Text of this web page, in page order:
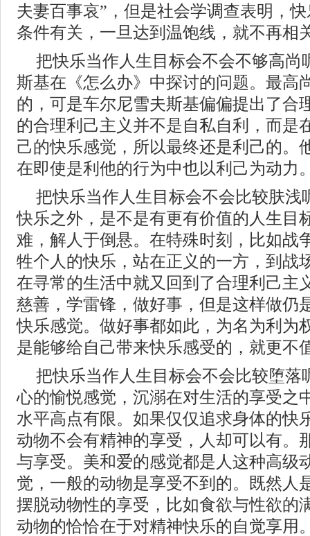
夫妻百事哀”，但是社会学调查表明，
条件有关，一旦达到温饱线，就不再相
把快乐当作人生目标会不会不够高尚
斯基在《怎么办》中探讨的问题。最高
的，可是车尔尼雪夫斯基偏偏提出了合
的合理利己主义并不是自私自利，而是
己的快乐感觉，所以最终还是利己的。
在即使是利他的行为中也以利己为动力
把快乐当作人生目标会不会比较肤浅
快乐之外，是不是有更有价值的人生目
难，解人于倒悬。在特殊时刻，比如战
牲个人的快乐，站在正义的一方，到战
在寻常的生活中就又回到了合理利己主
慈善，学雷锋，做好事，但是这样做仍
快乐感觉。做好事都如此，为名为利为
是能够给自己带来快乐感受的，就更不
把快乐当作人生目标会不会比较堕落
心的愉悦感觉，沉溺在对生活的享受之
水平高点有限。如果仅仅追求身体的快
动物不会有精神的享受，人却可以有。
与享受。美和爱的感觉都是人这种高级
觉，一般的动物是享受不到的。既然人
摆脱动物性的享受，比如食欲与性欲的
动物的恰恰在于对精神快乐的自觉享用